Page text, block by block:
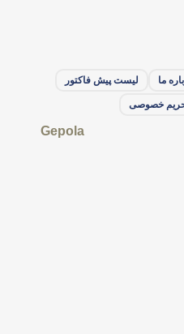
ما لیست پیش فاکتور
خصوصی
Gepola